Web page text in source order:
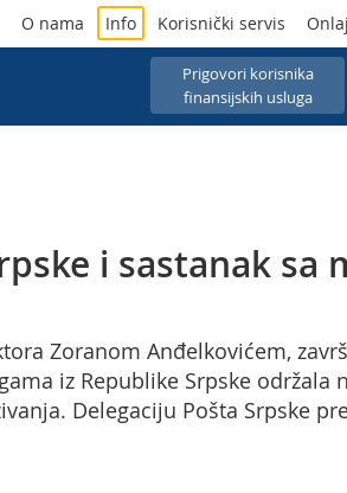
Prigovori korisnika
finansijskih usluga
O nama Info Korisnički servis
i sastanak sa
Zoranom Anđelkovićem,
iz Republike Srpske održala
Delegaciju Pošta Srpske